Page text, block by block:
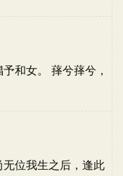
和女。 萚兮萚兮，
位我生之后，逢此